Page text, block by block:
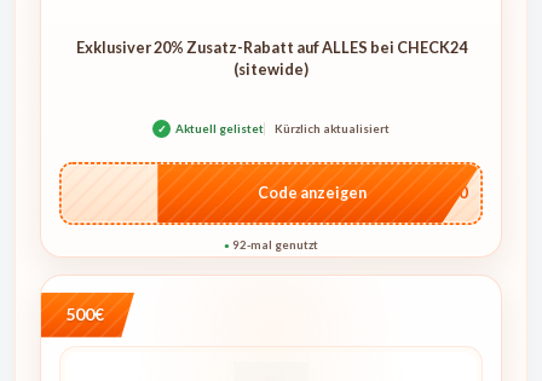
Exklusiver 20% Zusatz-Rabatt auf ALLES bei CHECK24
(sitewide)
✓ Aktuell gelistet Kürzlich aktualisiert
…ME20
Code anzeigen
● 92-mal genutzt
500€